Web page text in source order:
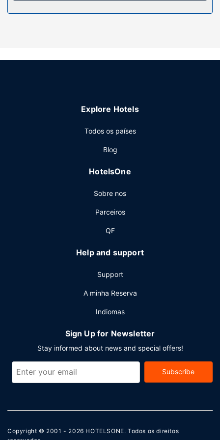
Serviço do hotel
grátis, churrasqueiras e uma máquina de venda
Lounge, um restaurante que inclui ainda um bar/lounge. Se
dê uma vista de olhos pela ementa do serviço de quarto (a
buffet diariamente entre as 8:00 e as 10:30 mediante uma
As principais comodidades incluem acesso à internet com
seco. Há estacionamento grátis no local.
Explore Hotels
Todos os países
Blog
HotelsOne
Sobre nos
Parceiros
QF
Help and support
Support
A minha Reserva
Indiomas
Sign Up for Newsletter
Stay informed about news and special offers!
Subscribe
Copyright © 2001 - 2026 HOTELSONE. Todos os direitos